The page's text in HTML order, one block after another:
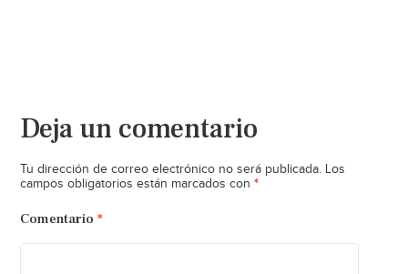
Deja un comentario
Tu dirección de correo electrónico no será publicada. Los
campos obligatorios están marcados con *
Comentario *